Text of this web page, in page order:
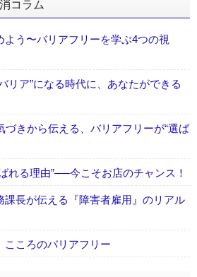
コラム
よう〜バリアフリーを学ぶ4つの視
リア”になる時代に、あなたができる
づきから伝える、バリアフリーが“選ば
れる理由”──今こそお店のチャンス！
課長が伝える『障害者雇用』のリアル
こころのバリアフリー